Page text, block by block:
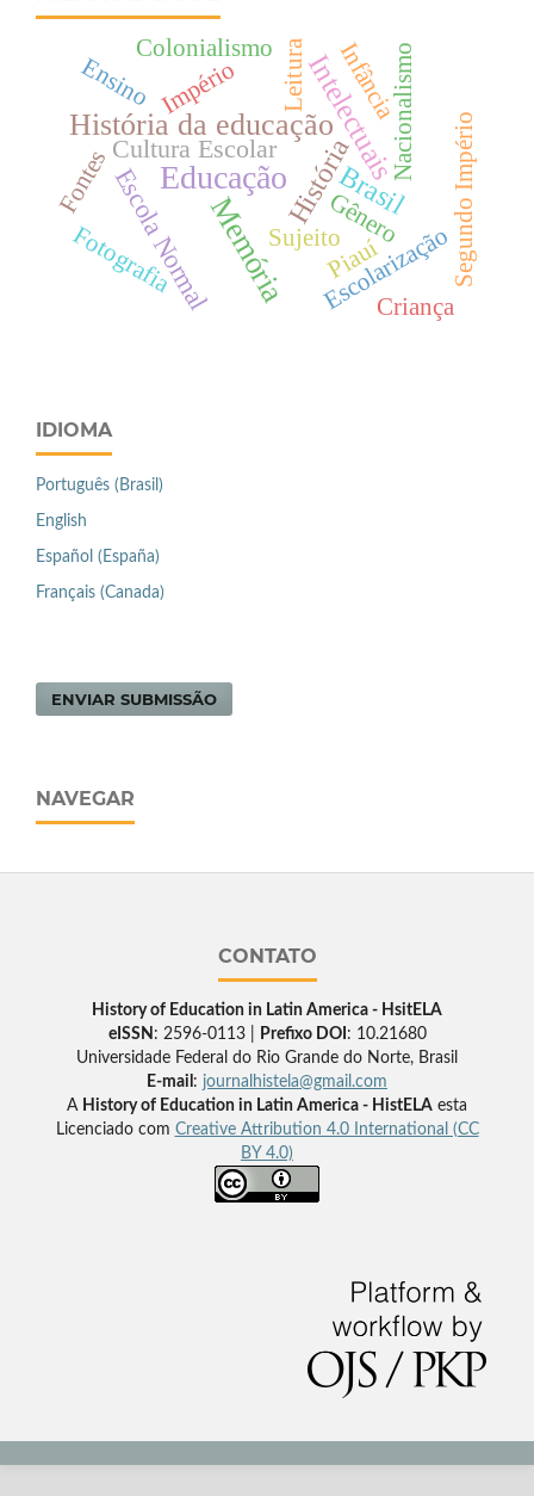
Educação
História da educação
Memória
Intelectuais
HistóriaBrasil
Cultura Escolar
Escola Normal
Império
Gênero
Escolarização
Leitura
Sujeito
Fontes
Colonialismo
Piauí
Ensino Nacionalismo
Fotografia Segundo Império
Criança
Infância
IDIOMA
Português (Brasil)
English
Español (España)
Français (Canada)
ENVIAR SUBMISSÃO
NAVEGAR
CONTATO
History of Education in Latin America - HsitELA
eISSN : 2596-0113 | Prefixo DOI : 10.21680
Universidade Federal do Rio Grande do Norte, Brasil
E-mail : journalhistela@gmail.com
A History of Education in Latin America - HistELA esta
Licenciado com Creative Attribution 4.0 International (CC
BY 4.0)